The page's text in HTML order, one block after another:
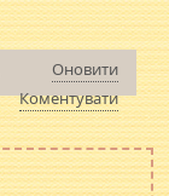
Оновити
Коментувати